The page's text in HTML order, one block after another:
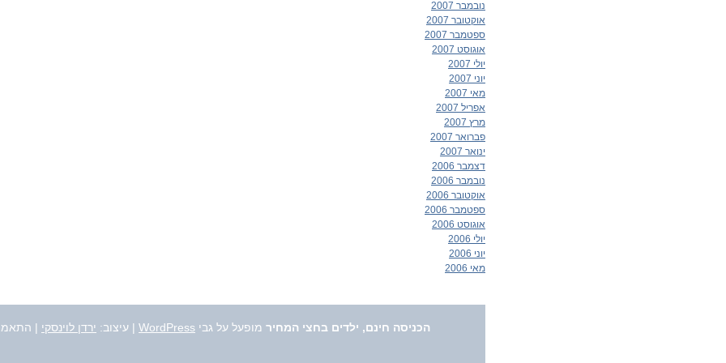
נובמבר 2007
אוקטובר 2007
ספטמבר 2007
אוגוסט 2007
יולי 2007
יוני 2007
מאי 2007
אפריל 2007
מרץ 2007
פברואר 2007
ינואר 2007
דצמבר 2006
נובמבר 2006
אוקטובר 2006
ספטמבר 2006
אוגוסט 2006
יולי 2006
יוני 2006
מאי 2006
הכניסה חינם, ילדים בחצי המחיר מופעל על גבי WordPress
| עיצוב: ירדן לוינסקי |